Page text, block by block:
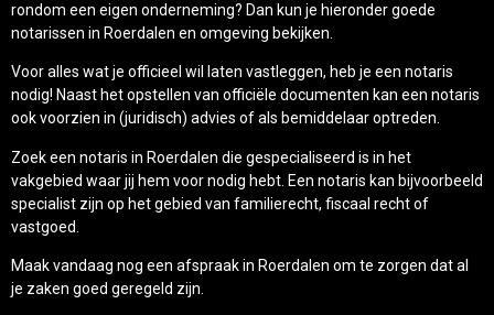
rondom een eigen onderneming? Dan kun je hieronder goede
notarissen in Roerdalen en omgeving bekijken.
Voor alles wat je officieel wil laten vastleggen, heb je een notaris
nodig! Naast het opstellen van officiële documenten kan een notaris
ook voorzien in (juridisch) advies of als bemiddelaar optreden.
Zoek een notaris in Roerdalen die gespecialiseerd is in het
vakgebied waar jij hem voor nodig hebt. Een notaris kan bijvoorbeeld
specialist zijn op het gebied van familierecht, fiscaal recht of
vastgoed.
Maak vandaag nog een afspraak in Roerdalen om te zorgen dat al
je zaken goed geregeld zijn.